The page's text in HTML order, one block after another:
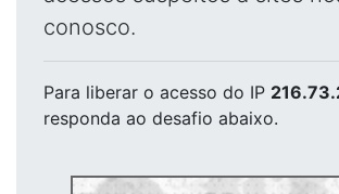
conosco.
Para liberar o acesso do IP
responda ao desafio abaixo.